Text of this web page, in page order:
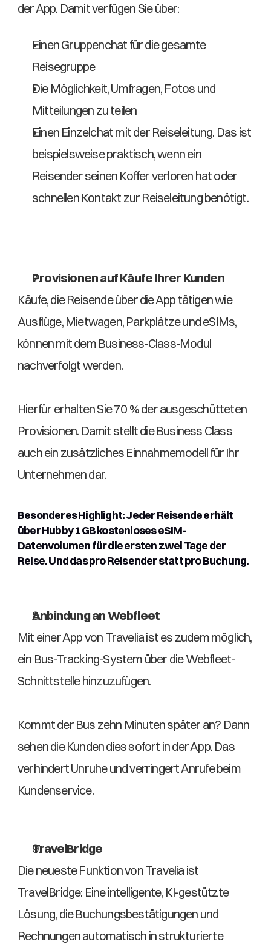
der App. Damit verfügen Sie über:
Einen Gruppenchat für die gesamte
Reisegruppe
Die Möglichkeit, Umfragen, Fotos und
Mitteilungen zu teilen
Einen Einzelchat mit der Reiseleitung. Das ist
beispielsweise praktisch, wenn ein
Reisender seinen Koffer verloren hat oder
schnellen Kontakt zur Reiseleitung benötigt.
Provisionen auf Käufe Ihrer Kunden
Käufe, die Reisende über die App tätigen wie
Ausflüge, Mietwagen, Parkplätze und eSIMs,
können mit dem Business-Class-Modul
nachverfolgt werden.
Hierfür erhalten Sie 70 % der ausgeschütteten
Provisionen. Damit stellt die Business Class
auch ein zusätzliches Einnahmemodell für Ihr
Unternehmen dar.
Besonderes Highlight: Jeder Reisende erhält
über Hubby 1 GB kostenloses eSIM-
Datenvolumen für die ersten zwei Tage der
Reise. Und das pro Reisender statt pro Buchung.
Anbindung an Webfleet
Mit einer App von Travelia ist es zudem möglich,
ein Bus-Tracking-System über die Webfleet-
Schnittstelle hinzuzufügen.
Kommt der Bus zehn Minuten später an? Dann
sehen die Kunden dies sofort in der App. Das
verhindert Unruhe und verringert Anrufe beim
Kundenservice.
TravelBridge
Die neueste Funktion von Travelia ist
TravelBridge: Eine intelligente, KI-gestützte
Lösung, die Buchungsbestätigungen und
Rechnungen automatisch in strukturierte